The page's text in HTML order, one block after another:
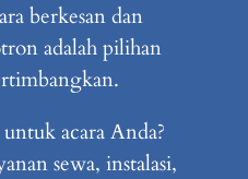
berkesan dan
adalah pilihan
acara Anda?
sewa, instalasi,